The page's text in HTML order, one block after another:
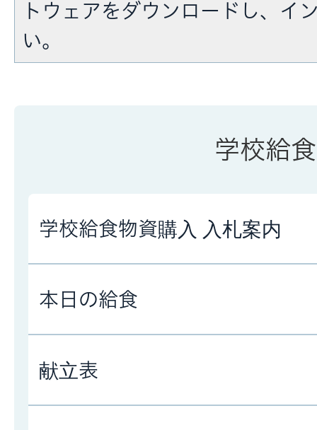
トウェアをダウンロードし、イ
い。
学校給食
学校給食物資購入 入札案内
本日の給食
献立表